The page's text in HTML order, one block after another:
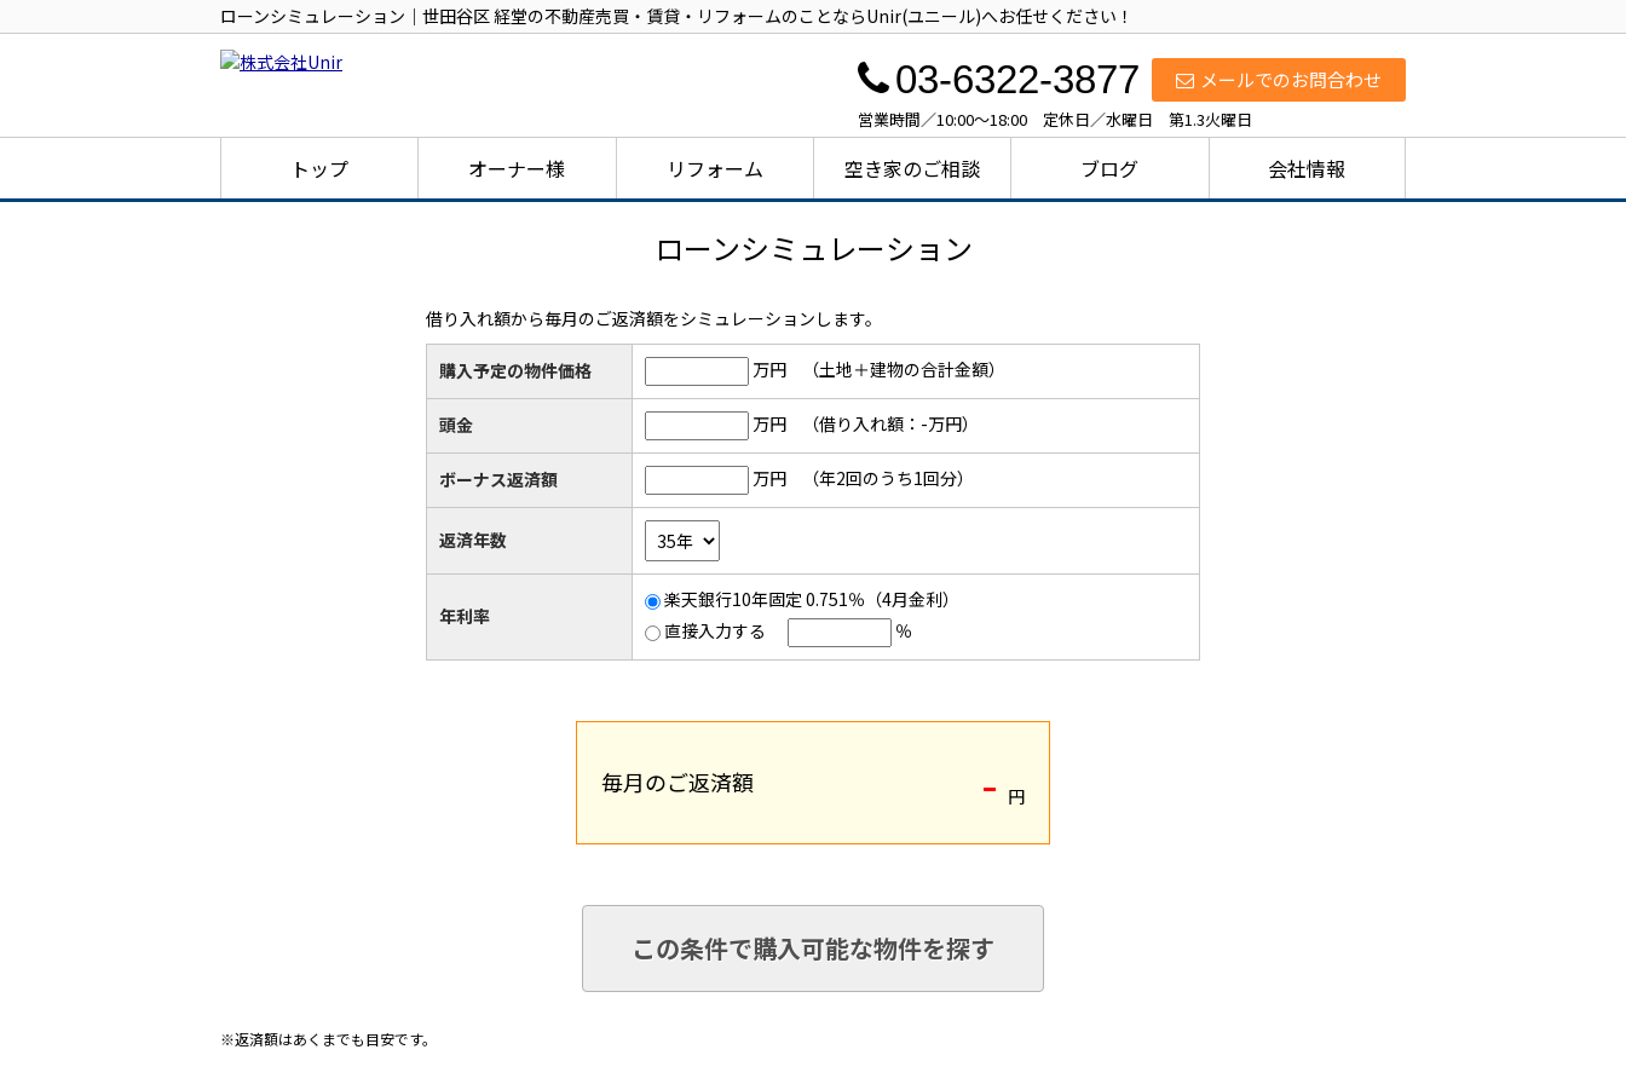
ローンシミュレーション｜世田谷区 経堂の不動産売買・賃貸・リフォームのことならUnir(ユニール)へお任せください！
メールでのお問合わせ
03-6322-3877
営業時間／10:00～18:00 定休日／水曜日 第1.3火曜日
トップ オーナー様 リフォーム 空き家のご相談 ブログ 会社情報
ローンシミュレーション
借り入れ額から毎月のご返済額をシミュレーションします。
購入予定の物件価格 万円 （土地＋建物の合計金額）
頭金 万円 （借り入れ額： -万円）
ボーナス返済額 万円 （年2回のうち1回分）
返済年数
年利率
楽天銀行10年固定 0.751％（4月金利）
直接入力する
％
毎月のご返済額 - 円
この条件で購入可能な物件を探す
※返済額はあくまでも目安です。